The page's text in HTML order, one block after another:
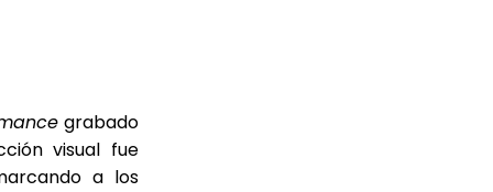
grabado
visual fue
a los